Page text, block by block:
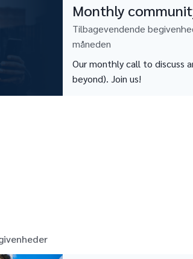
Monthly
Tilbagevendende
måneden
Our monthly call to discuss
beyond). Join us!